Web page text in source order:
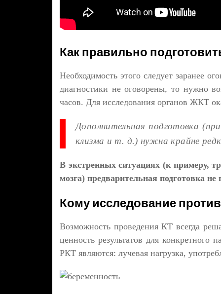
Как правильно
Необходимость этого следует заранее
диагностики не оговорены, то нужно
часов. Для исследования органов ЖКТ
Дополнительная подготовка
клизма и т. д.) нужна крайне
В экстренных ситуациях (к примеру,
мозга) предварительная подготовка не
Кому исследование
Возможность проведения КТ всегда
ценность результатов для
РКТ являются: лучевая нагрузка,